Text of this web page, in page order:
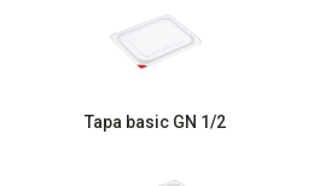
Tapa basic GN 1/2